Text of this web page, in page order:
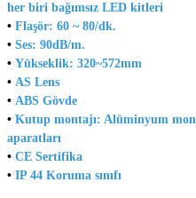
her biri bağımsız LED kitleri
• Flaşör: 60 ~ 80/dk.
• Ses: 90dB/m.
• Yükseklik: 320~572mm
• AS Lens
• ABS Gövde
• Kutup montajı: Alüminyum
aparatları
• CE Sertifika
• IP 44 Koruma sınıfı